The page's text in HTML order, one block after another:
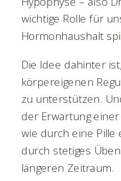
wichtige Rolle für
Hormonhaushalt
Die Idee dahinter
körpereigenen
zu unterstützen.
der Erwartung
wie durch eine Pille
durch stetiges
längeren Zeitraum.